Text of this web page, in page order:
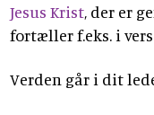
Jesus Krist, der er
fortæller f.eks. i vers
Verden går i dit